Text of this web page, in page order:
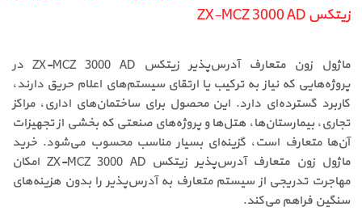
زیتکس ZX-MCZ 3000 AD
ماژول زون متعارف آدرس‌پذیر زیتکس ZX-MCZ 3000 AD در
پروژه‌هایی که نیاز به ترکیب یا ارتقای سیستم‌های اعلام حریق دارند،
کاربرد گسترده‌ای دارد. این محصول برای ساختمان‌های اداری، مراکز
تجاری، بیمارستان‌ها، هتل‌ها و پروژه‌های صنعتی که بخشی از تجهیزات
آن‌ها متعارف است، گزینه‌ای بسیار مناسب محسوب می‌شود. خرید
ماژول زون متعارف آدرس‌پذیر زیتکس ZX-MCZ 3000 AD امکان
مهاجرت تدریجی از سیستم متعارف به آدرس‌پذیر را بدون هزینه‌های
سنگین فراهم می‌کند.